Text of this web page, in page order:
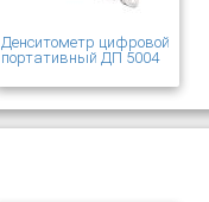
Денситометр цифровой
портативный ДП 5004